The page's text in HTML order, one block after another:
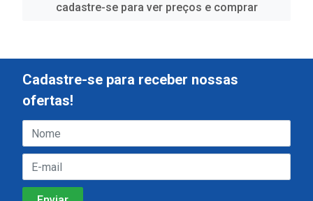
cadastre-se para ver preços e comprar
Cadastre-se para receber nossas
ofertas!